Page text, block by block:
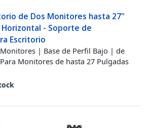
de Dos Monitores hasta 27"
Horizontal - Soporte de
Escritorio
| Base de Perfil Bajo | de
Monitores de hasta 27 Pulgadas